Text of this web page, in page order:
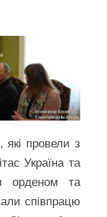
які провели з
Україна та
орденом та
співпрацю